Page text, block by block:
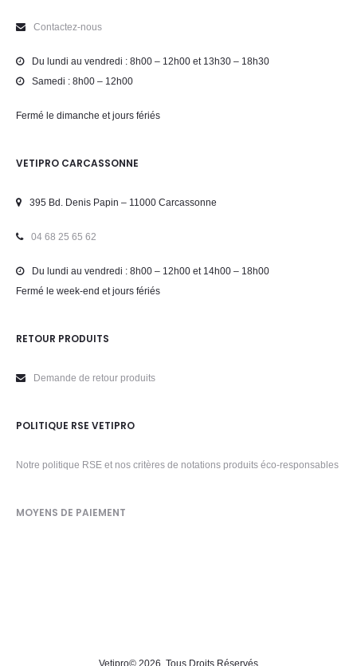
Contactez-nous
Du lundi au vendredi : 8h00 – 12h00 et 13h30 – 18h30
Samedi : 8h00 – 12h00
Fermé le dimanche et jours fériés
VETIPRO CARCASSONNE
395 Bd. Denis Papin – 11000 Carcassonne
04 68 25 65 62
Du lundi au vendredi : 8h00 – 12h00 et 14h00 – 18h00
Fermé le week-end et jours fériés
RETOUR PRODUITS
Demande de retour produits
POLITIQUE RSE VETIPRO
Notre politique RSE et nos critères de notations produits éco-responsables
MOYENS DE PAIEMENT
Vetipro© 2026. Tous Droits Réservés